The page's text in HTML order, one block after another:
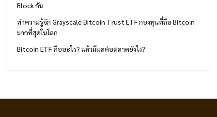
Block กัน
ทำความรู้จัก Grayscale Bitcoin Trust ETF กองทุนที่ถือ Bitcoin
มากที่สุดในโลก
Bitcoin ETF คืออะไร? แล้วมีผลต่อตลาดยังไง?